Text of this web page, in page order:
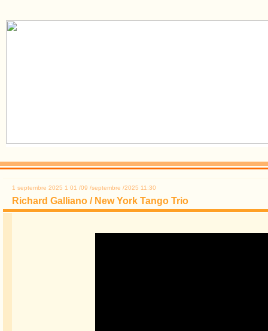
1 septembre 2025 1 01 /09 /septembre /2025 11:30
Richard Galliano / New York Tango Trio